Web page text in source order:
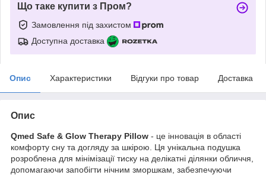
Що таке купити з Пром?
Замовлення під захистом
Доступна доставка
Опис Характеристики Відгуки про товар Доставка
Опис
Qmed Safe & Glow Therapy Pillow - це інновація в області
комфорту сну та догляду за шкірою. Ця унікальна подушка
розроблена для мінімізації тиску на делікатні ділянки обличчя,
допомагаючи запобігти нічним зморшкам, забезпечуючи